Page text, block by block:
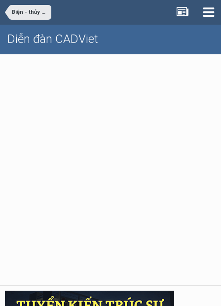
Điện - thủy điện
Diễn đàn CADViet